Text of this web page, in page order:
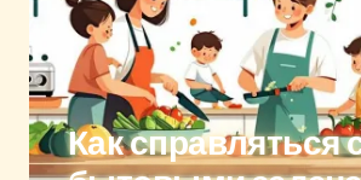
Как справляться